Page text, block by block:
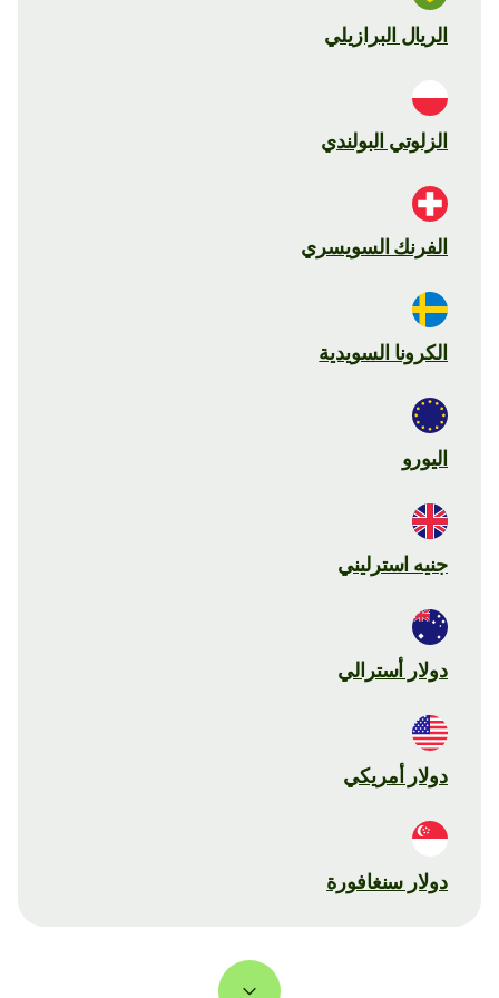
الريال البرازيلي
الزلوتي البولندي
الفرنك السويسري
الكرونا السويدية
اليورو
جنيه استرليني
دولار أسترالي
دولار أمريكي
دولار سنغافورة